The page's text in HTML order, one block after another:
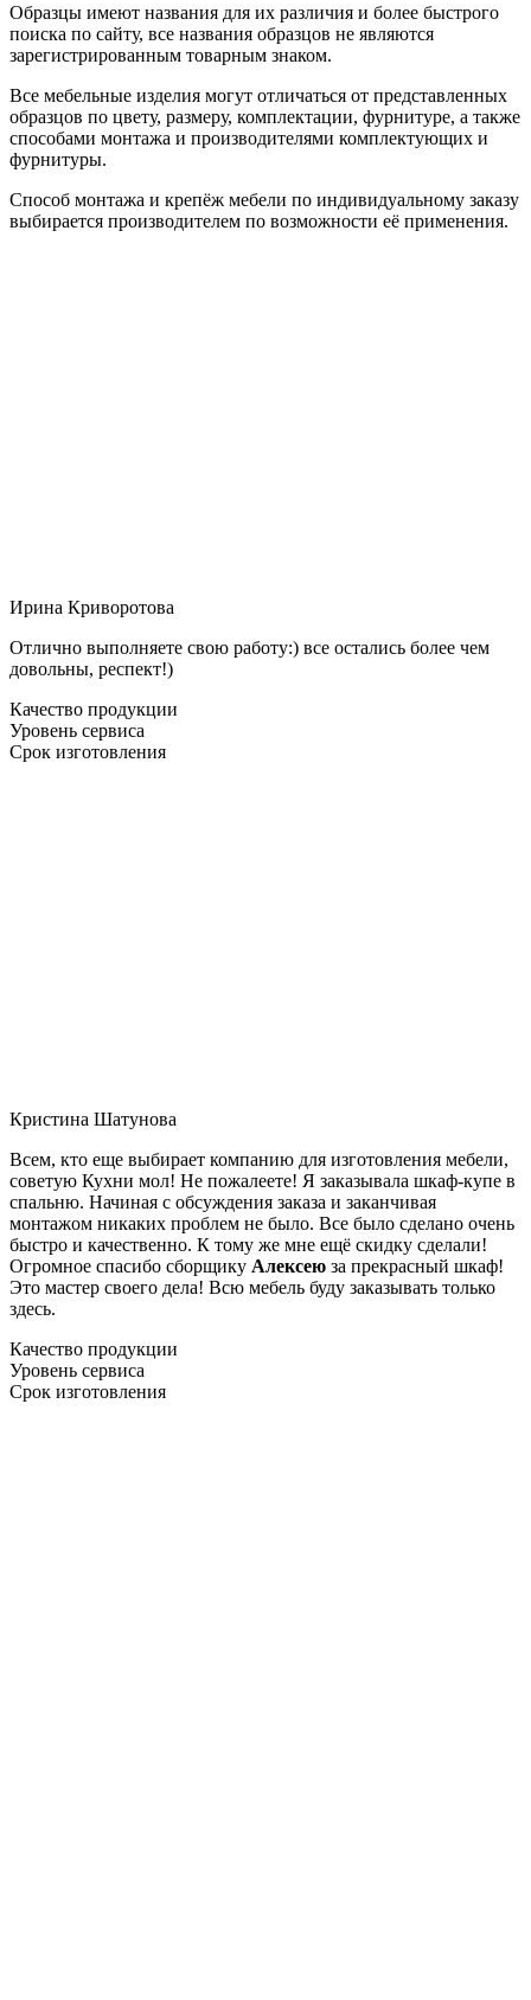
Образцы имеют названия для их различия и более быстрого
поиска по сайту, все названия образцов не являются
зарегистрированным товарным знаком.
Все мебельные изделия могут отличаться от представленных
образцов по цвету, размеру, комплектации, фурнитуре, а также
способами монтажа и производителями комплектующих и
фурнитуры.
Способ монтажа и крепёж мебели по индивидуальному заказу
выбирается производителем по возможности её применения.
Ирина Криворотова
Отлично выполняете свою работу:) все остались более чем
довольны, респект!)
Качество продукции
Уровень сервиса
Срок изготовления
Кристина Шатунова
Всем, кто еще выбирает компанию для изготовления мебели,
советую Кухни мол! Не пожалеете! Я заказывала шкаф-купе в
спальню. Начиная с обсуждения заказа и заканчивая
монтажом никаких проблем не было. Все было сделано очень
быстро и качественно. К тому же мне ещё скидку сделали!
Огромное спасибо сборщику Алексею за прекрасный шкаф!
Это мастер своего дела! Всю мебель буду заказывать только
здесь.
Качество продукции
Уровень сервиса
Срок изготовления